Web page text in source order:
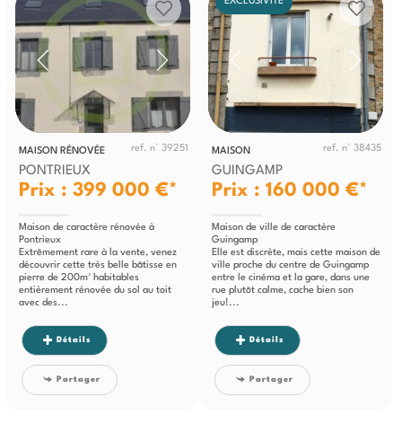
MAISON RÉNOVÉE ref. n° 39251
PONTRIEUX
Prix : 399 000 €*
Maison de caractère rénovée à
Pontrieux
Extrêmement rare à la vente, venez
découvrir cette très belle bâtisse en
pierre de 200m² habitables
entièrement rénovée du sol au toit
avec des...
Détails
Partager
MAISON ref. n° 38435
GUINGAMP
Prix : 160 000 €*
Maison de ville de caractère
Guingamp
Elle est discrète, mais cette maison de
ville proche du centre de Guingamp
entre le cinéma et la gare, dans une
rue plutôt calme, cache bien son
jeu!...
Détails
Partager